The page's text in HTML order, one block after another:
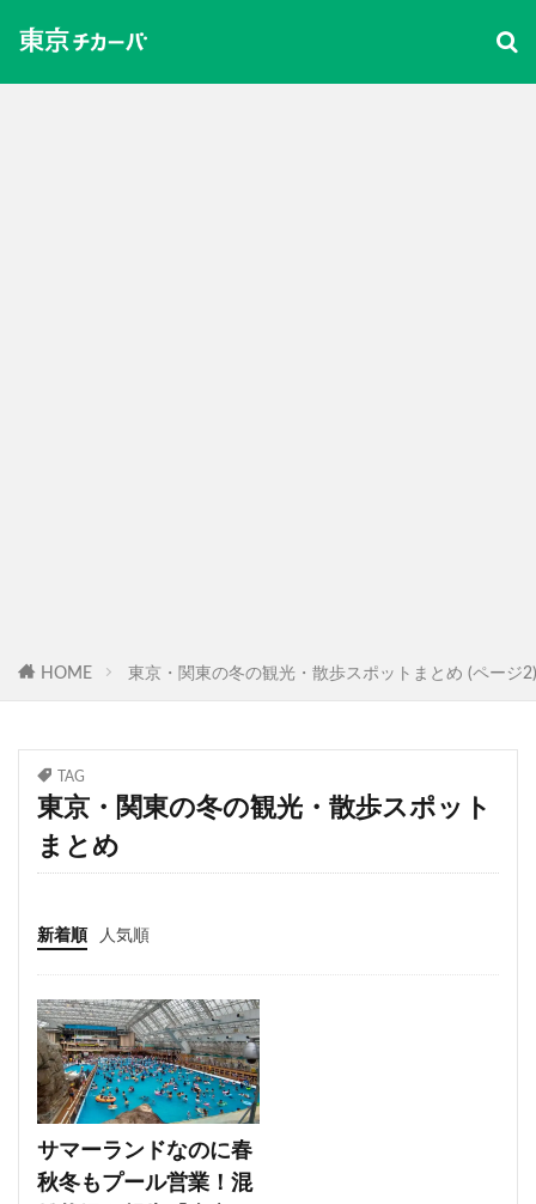
HOME 東京・関東の冬の観光・散歩スポットまとめ (ページ2)
TAG
東京・関東の冬の観光・散歩スポット
まとめ
新着順 人気順
サマーランドなのに春
秋冬もプール営業！混